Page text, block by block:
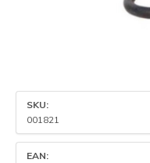
SKU:
001821
EAN: